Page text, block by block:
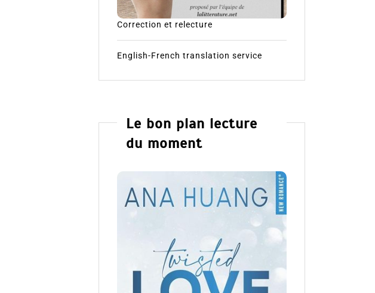
Correction et relecture
English-French translation service
Le bon plan lecture
du moment